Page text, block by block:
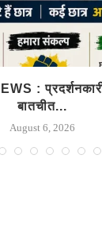
:
बातचीत...
August 6, 2026